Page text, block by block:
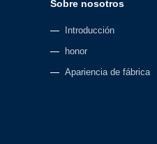
Sobre nosotros
Introducción
honor
Apariencia de fábrica